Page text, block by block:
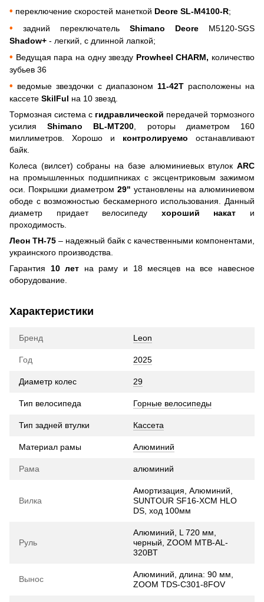
• переключение скоростей манеткой Deore SL-M4100-R;
• задний переключатель Shimano Deore
M5120-SGS
Shadow+ - легкий, с длинной лапкой;
• Ведущая пара на одну звезду Prowheel CHARM, количество
зубьев 36
• ведомые звездочки с диапазоном 11-42Т расположены на
кассете SkilFul на 10 звезд.
Тормозная система с гидравлической передачей тормозного
усилияShimano BL-MT200 , роторы диаметром 160
миллиметров. Хорошо и контролируемо останавливают
байк.
Колеса (вилсет) собраны на базе алюминиевых втулок ARC
на промышленных подшипниках с эксцентриковым зажимом
оси. Покрышки диаметром 29" установлены на алюминиевом
ободе с возможностью бескамерного использования. Данный
диаметр придает велосипеду хороший накат и
проходимость.
Леон ТН-75 – надежный байк с качественными компонентами,
украинского производства.
Гарантия 10 лет на раму и 18 месяцев на все навесное
оборудование.
Характеристики
Бренд Leon
Год 2025
Диаметр колес 29
Тип велосипеда Горные велосипеды
Тип задней втулки Кассета
Материал рамы Алюминий
Рама алюминий
Вилка
Амортизация, Алюминий,
SUNTOUR SF16-XCM HLO
DS, ход 100мм
Руль
Алюминий, L 720 мм,
черный, ZOOM MTB-AL-
320BT
Вынос
Алюминий, длина: 90 мм,
ZOOM TDS-C301-8FOV